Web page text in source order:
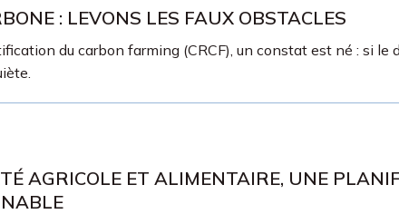
: LEVONS LES FAUX OBSTACLES
du carbon farming (CRCF), un constat est né : si
AGRICOLE ET ALIMENTAIRE, UNE